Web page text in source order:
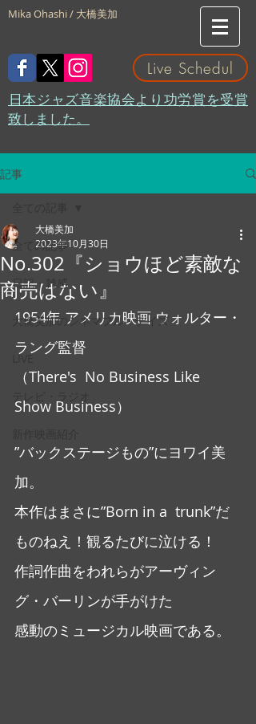
Mika Ohashi / 大橋美加
Live Schedul
​日本ジャズ音楽協会より功労賞を受賞
致しました。
記事
全ての記事
日記・雑感
大橋美加のシネマフル・デイズ
LIVE
No.302『ショウほど素敵な
商売はない』
大橋美加
2023年10月30日
1954年 アメリカ映画 ウォルター・
ラング監督
（There's  No Business Like
Show Business）
”バックステージもの”にヨワイ美
加。
本作はまさに”Born in a  trunk”だ
ものねえ！観るたびに泣ける！
作詞作曲をわれらがアーヴィン
グ・バーリンが手がけた
感動のミュージカル映画である。